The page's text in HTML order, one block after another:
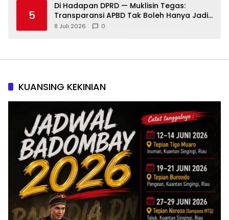
5
Di Hadapan DPRD — Muklisin Tegas:
Transparansi APBD Tak Boleh Hanya Jadi
Slogan!
8 Juli 2026 0
KUANSING KEKINIAN